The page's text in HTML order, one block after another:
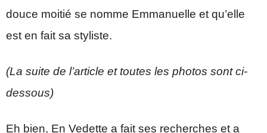
douce moitié se nomme Emmanuelle et qu’elle
est en fait sa styliste.
(La suite de l’article et toutes les photos sont ci-
dessous)
Eh bien, En Vedette a fait ses recherches et a